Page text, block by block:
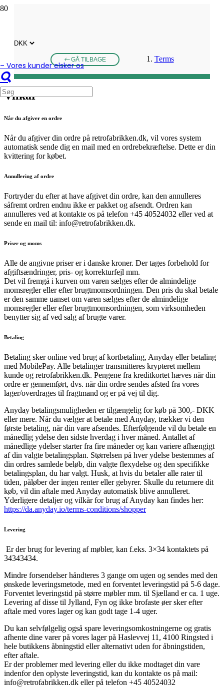
– Vores kunder elsker os
GÅ TILBAGE Terms
Vilkår
Når du afgiver en ordre
Når du afgiver din ordre på retrofabrikken.dk, vil vores system
automatisk sende dig en mail med en ordrebekræftelse. Dette er din
kvittering for købet.
Annullering af ordre
Fortryder du efter at have afgivet din ordre, kan den annulleres
såfremt ordren endnu ikke er pakket og afsendt. Ordren kan
annulleres ved at kontakte os på telefon +45 40524032 eller ved at
sende en mail til: info@retrofabrikken.dk.
Priser og moms
Alle de angivne priser er i danske kroner. Der tages forbehold for
afgiftsændringer, pris- og korrekturfejl mm.
Det vil fremgå i kurven om varen sælges efter de almindelige
momsregler eller efter brugtmomsordningen. Den pris du skal betale
er den samme uanset om varen sælges efter de almindelige
momsregler eller efter brugtmomsordningen, som virksomheden
benytter sig af ved salg af brugte varer.
Betaling
Betaling sker online ved brug af kortbetaling, Anyday eller betaling
med MobilePay. Alle betalinger transmitteres krypteret mellem
kunde og retrofabrikken.dk. Pengene fra kreditkortet hæves når din
ordre er gennemført, dvs. når din ordre sendes afsted fra vores
lager/overdrages til fragtmand og er på vej til dig.
Anyday betalingsmuligheden er tilgængelig for køb på 300,- DKK
eller mere. Når du vælger at betale med Anyday, trækker vi den
første betaling, når din vare afsendes. Efterfølgende vil du betale en
månedlig ydelse den sidste hverdag i hver måned. Antallet af
månedlige ydelser starter fra fire måneder og kan variere afhængigt
af din valgte betalingsplan. Størrelsen på hver ydelse bestemmes af
din ordres samlede beløb, din valgte flexydelse og den specifikke
betalingsplan, du har valgt. Husk, at hvis du betaler alle rater til
tiden, påløber der ingen renter eller gebyrer. Skulle du returnere dit
køb, vil din aftale med Anyday automatisk blive annulleret.
Yderligere detaljer og vilkår for brug af Anyday kan findes her:
https://da.anyday.io/terms-conditions/shopper
Levering
Er der brug for levering af møbler, kan f.eks. 3×34 kontaktets på
34343434.
Mindre forsendelser håndteres 3 gange om ugen og sendes med den
ønskede leveringsmetode, med en forventet leveringstid på 5-6 dage.
Forventet leveringstid på større møbler mm. til Sjælland er ca. 1 uge.
Levering af disse til Jylland, Fyn og ikke brofaste øer sker efter
aftale med vores lager og kan godt tage 1-4 uger.
Du kan selvfølgelig også spare leveringsomkostningerne og gratis
afhente dine varer på vores lager på Haslevvej 11, 4100 Ringsted i
hele butikkens åbningstid eller alternativt uden for åbningstiden,
efter aftale.
Er der problemer med levering eller du ikke modtaget din vare
indenfor den oplyste leveringstid, kan du kontakte os på mail:
info@retrofabrikken.dk eller på telefon +45 40524032